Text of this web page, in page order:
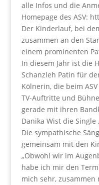
alle Infos und die
Homepage des ASV:
Der Kinderlauf, bei
zusammen an den
einem prominenten
In diesem Jahr ist die
Schanzleh Patin für
Kölnerin, die beim
TV-Auftritte und
gerade mit ihren
Danika Wist die Single
Die sympathische
gemeinsam mit den
„Obwohl wir im
habe ich mir den
mich sehr,